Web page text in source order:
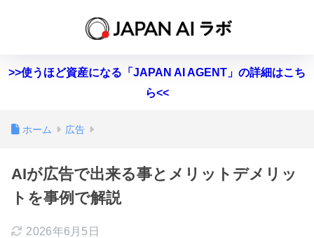
>>使うほど資産になる「JAPAN AI AGENT」の詳細はこち
ら<<
ホーム 広告
AIが広告で出来る事とメリットデメリッ
トを事例で解説
2026年6月5日